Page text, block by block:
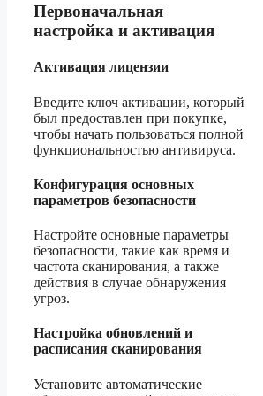
Первоначальная
настройка и активация
Активация лицензии
Введите ключ активации, который
был предоставлен при покупке,
чтобы начать пользоваться полной
функциональностью антивируса.
Конфигурация основных
параметров безопасности
Настройте основные параметры
безопасности, такие как время и
частота сканирования, а также
действия в случае обнаружения
угроз.
Настройка обновлений и
расписания сканирования
Установите автоматические